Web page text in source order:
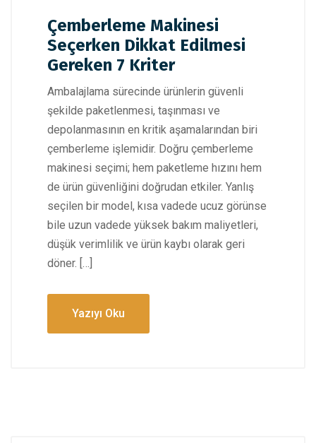
Çemberleme Makinesi
Seçerken Dikkat Edilmesi
Gereken 7 Kriter
Ambalajlama sürecinde ürünlerin güvenli
şekilde paketlenmesi, taşınması ve
depolanmasının en kritik aşamalarından biri
çemberleme işlemidir. Doğru çemberleme
makinesi seçimi; hem paketleme hızını hem
de ürün güvenliğini doğrudan etkiler. Yanlış
seçilen bir model, kısa vadede ucuz görünse
bile uzun vadede yüksek bakım maliyetleri,
düşük verimlilik ve ürün kaybı olarak geri
döner. […]
Yazıyı Oku